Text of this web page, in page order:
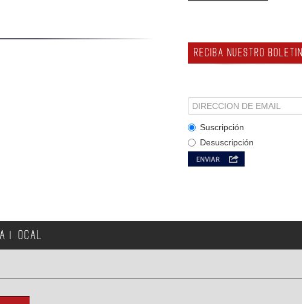
RECIBA NUESTRO BOLETIN
Suscripción
Desuscripción
OCAL